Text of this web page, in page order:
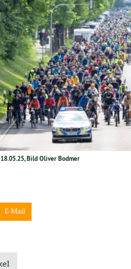
Bild Oliver Bodmer
E-Mail